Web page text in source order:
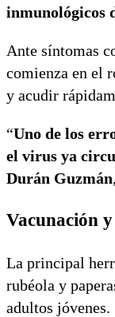
inmunológicos
Ante síntomas
comienza en el
y acudir
“Uno de los
el virus ya
Durán Guzmán
Vacunación
La principal
rubéola y
adultos jóvenes.